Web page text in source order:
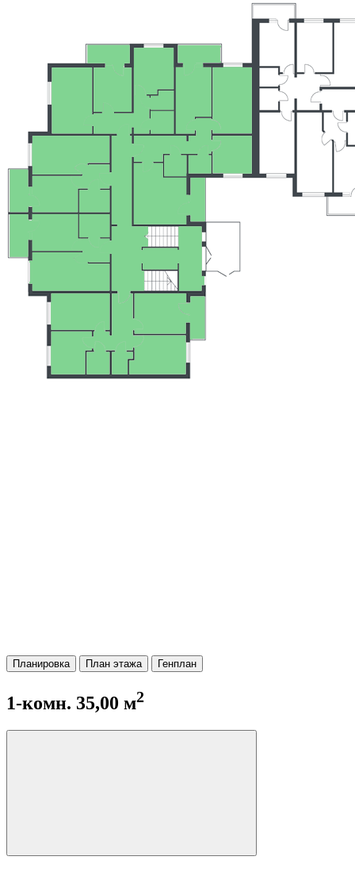
Планировка План этажа Генплан
1-комн. 35,00 м2